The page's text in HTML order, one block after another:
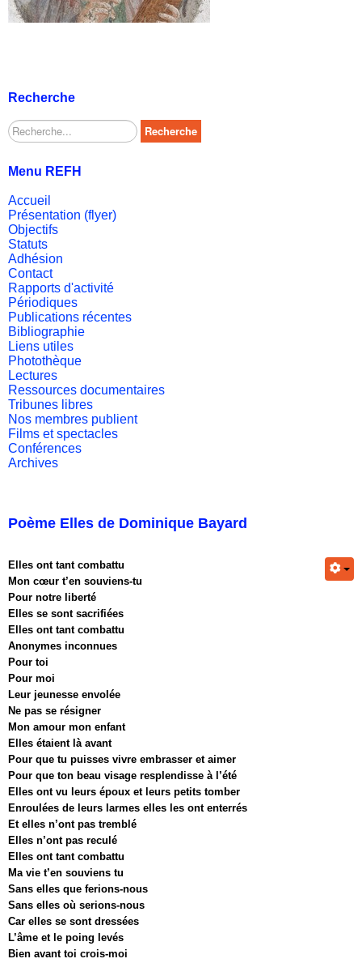
Recherche
Rechercher Recherche
Menu REFH
Accueil
Présentation (flyer)
Objectifs
Statuts
Adhésion
Contact
Rapports d'activité
Périodiques
Publications récentes
Bibliographie
Liens utiles
Photothèque
Lectures
Ressources documentaires
Tribunes libres
Nos membres publient
Films et spectacles
Conférences
Archives
Poème Elles de Dominique Bayard
Elles ont tant combattu
Mon cœur t’en souviens-tu
Pour notre liberté
Elles se sont sacrifiées
Elles ont tant combattu
Anonymes inconnues
Pour toi
Pour moi
Leur jeunesse envolée
Ne pas se résigner
Mon amour mon enfant
Elles étaient là avant
Pour que tu puisses vivre embrasser et aimer
Pour que ton beau visage resplendisse à l’été
Elles ont vu leurs époux et leurs petits tomber
Enroulées de leurs larmes elles les ont enterrés
Et elles n’ont pas tremblé
Elles n’ont pas reculé
Elles ont tant combattu
Ma vie t’en souviens tu
Sans elles que ferions-nous
Sans elles où serions-nous
Car elles se sont dressées
L’âme et le poing levés
Bien avant toi crois-moi